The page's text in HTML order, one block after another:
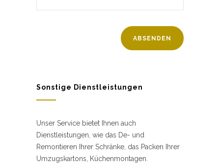
Sonstige Dienstleistungen
Unser Service bietet Ihnen auch
Dienstleistungen, wie das De- und
Remontieren Ihrer Schränke, das Packen Ihrer
Umzugskartons, Küchenmontagen.